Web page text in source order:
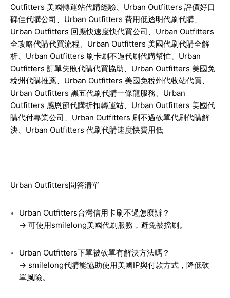
Outfitters 美國轉運站代購經驗、Urban Outfitters 評價好口
碑佳代購公司、Urban Outfitters 費用低透明代刷代購、
Urban Outfitters 回應快速度快代買公司、Urban Outfitters
全攻略代購代買流程、Urban Outfitters 美國代刷代購全解
析、Urban Outfitters 刷卡刷不過代刷代購幫忙、Urban
Outfitters 訂單失敗代購代買協助、Urban Outfitters 美國免
稅州代購推薦、Urban Outfitters 美國免稅州代收站代買、
Urban Outfitters 黑五代刷代購一條龍服務、Urban
Outfitters 感恩節代購折扣轉運站、Urban Outfitters 美國代
購代付專業公司、Urban Outfitters 刷不過砍單代刷代購解
決、Urban Outfitters 代刷代購速度快費用低
Urban Outfitters問答清單
Urban Outfitters台灣信用卡刷不過怎麼辦？
→ 可使用smilelong美國代刷服務，避免被擋刷。
Urban Outfitters下單被砍單有解決方法嗎？
→ smilelong代購能協助使用美國IP與付款方式，降低砍
單風險。